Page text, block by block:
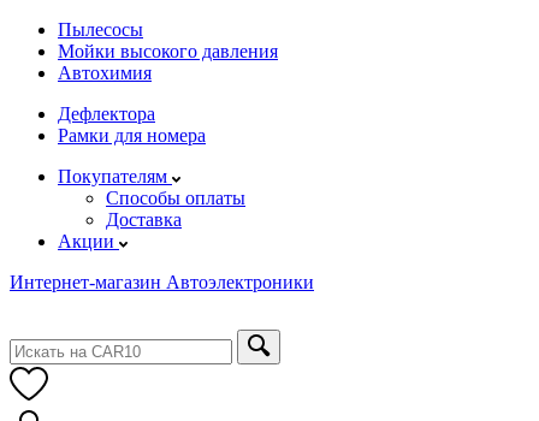
Пылесосы
Мойки высокого давления
Автохимия
Дефлектора
Рамки для номера
Покупателям
Способы оплаты
Доставка
Акции
Интернет-магазин Автоэлектроники